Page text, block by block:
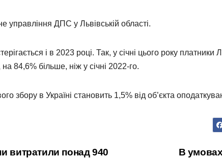
управління ДПС у Львівській області.
і в 2023 році. Так, у січні цього року платники
84,6% більше, ніж у січні 2022-го.
збору в Україні становить 1,5% від об’єкта
В
витратили понад 940